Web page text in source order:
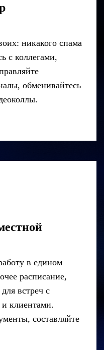
никакого спама
с коллегами,
обменивайтесь
в едином
расписание,
встреч с
и клиентами.
составляйте